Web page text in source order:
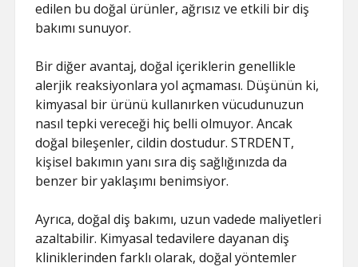
edilen bu doğal ürünler, ağrısız ve etkili bir diş
bakımı sunuyor.
Bir diğer avantaj, doğal içeriklerin genellikle
alerjik reaksiyonlara yol açmaması. Düşünün ki,
kimyasal bir ürünü kullanırken vücudunuzun
nasıl tepki vereceği hiç belli olmuyor. Ancak
doğal bileşenler, cildin dostudur. STRDENT,
kişisel bakımın yanı sıra diş sağlığınızda da
benzer bir yaklaşımı benimsiyor.
Ayrıca, doğal diş bakımı, uzun vadede maliyetleri
azaltabilir. Kimyasal tedavilere dayanan diş
kliniklerinden farklı olarak, doğal yöntemler